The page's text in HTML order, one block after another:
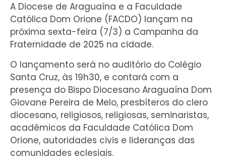
A Diocese de Araguaína e a Faculdade
Católica Dom Orione (FACDO) lançam na
próxima sexta-feira (7/3) a Campanha da
Fraternidade de 2025 na cidade.
O lançamento será no auditório do Colégio
Santa Cruz, às 19h30, e contará com a
presença do Bispo Diocesano Araguaína Dom
Giovane Pereira de Melo, presbíteros do clero
diocesano, religiosos, religiosas, seminaristas,
acadêmicos da Faculdade Católica Dom
Orione, autoridades civis e lideranças das
comunidades eclesiais.